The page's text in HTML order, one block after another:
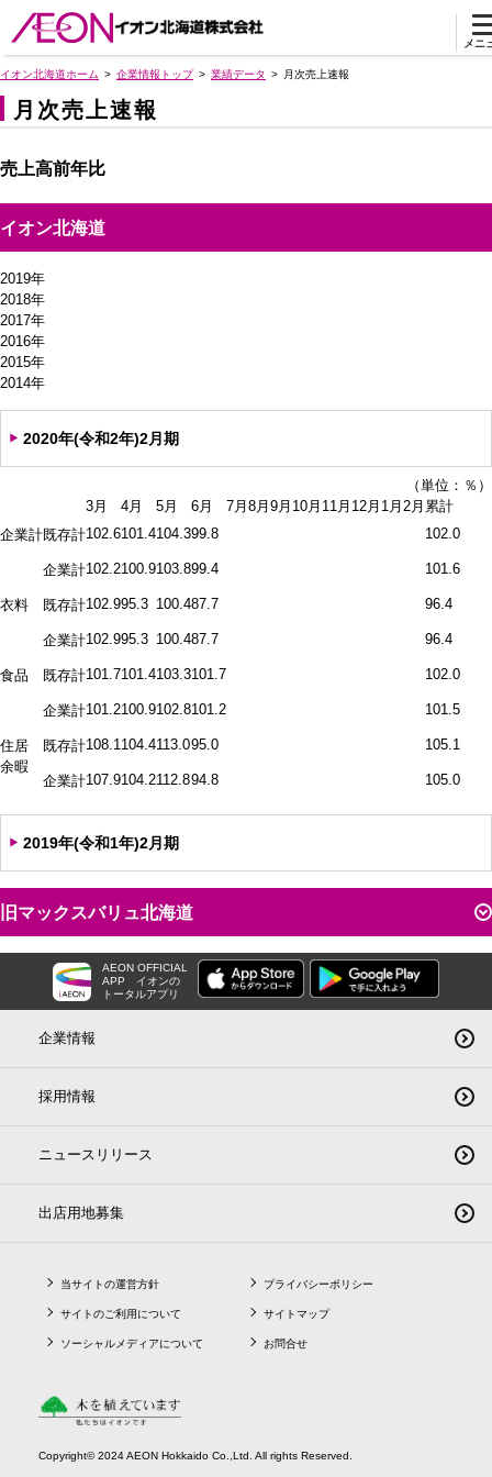
メニ
イオン北海道ホーム 企業情報トップ 業績データ 月次売上速報
月次売上速報
売上高前年比
イオン北海道
2019年
2018年
2017年
2016年
2015年
2014年
2020年(令和2年)2月期
（単位：％）
3月
4月 5月 6月 7月 8月 9月 10月 11月 12月 1月 2月 累計
企業計既存計102.6101.4104.399.8 102.0
企業計102.2100.9103.899.4 101.6
衣料 既存計102.995.3 100.487.7 96.4
企業計102.995.3 100.487.7 96.4
食品 既存計101.7101.4103.3101.7 102.0
企業計101.2100.9102.8101.2 101.5
住居
余暇
既存計108.1104.4113.095.0 105.1
企業計107.9104.2112.894.8 105.0
2019年(令和1年)2月期
旧マックスバリュ北海道
AEON OFFICIAL
APP
イオンの
トータルアプリ
企業情報
採用情報
ニュースリリース
出店用地募集
当サイトの運営方針
サイトのご利用について
ソーシャルメディアについて
プライバシーポリシー
サイトマップ
お問合せ
Copyright© 2024 AEON Hokkaido Co.,Ltd. All rights Reserved.